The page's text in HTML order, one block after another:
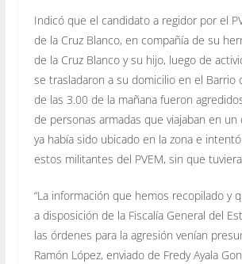
Indicó que el candidato a regidor por el
de la Cruz Blanco, en compañía de su
de la Cruz Blanco y su hijo, luego de
se trasladaron a su domicilio en el Barrio
de las 3.00 de la mañana fueron
de personas armadas que viajaban en un
ya había sido ubicado en la zona e
estos militantes del PVEM, sin que
“La información que hemos recopilado y
a disposición de la Fiscalía General del
las órdenes para la agresión venían
Ramón López, enviado de Fredy Ayala